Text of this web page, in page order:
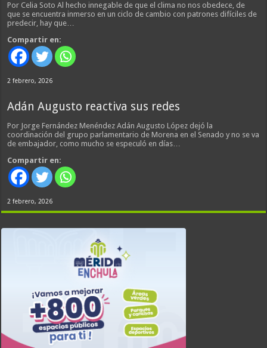
Por Celia Soto Al hecho innegable de que el clima no nos obedece, de
que se encuentra inmerso en un ciclo de cambio con patrones difíciles de
predecir, hay que…
Compartir en:
2 febrero, 2026
Adán Augusto reactiva sus redes
Por Jorge Fernández Menéndez Adán Augusto López dejó la
coordinación del grupo parlamentario de Morena en el Senado y no se va
de embajador, como mucho se especuló en días…
Compartir en:
2 febrero, 2026